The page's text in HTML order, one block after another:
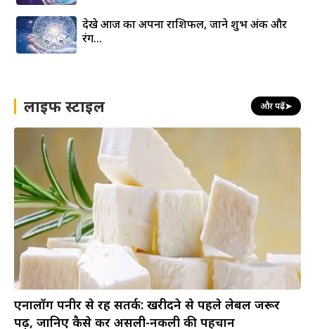
देखे आज का अपना राशिफल, जाने शुभ अंक और
रंग…
लाइफ स्टाइल और पढ़ें➤
एनालॉग पनीर से रहें सतर्क: खरीदने से पहले लेबल जरूर
पढ़ें, जानिए कैसे करें असली-नकली की पहचान